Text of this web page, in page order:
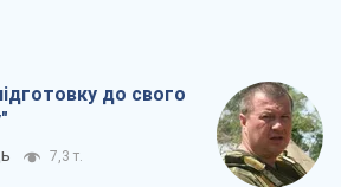
до свого
7,3 т.